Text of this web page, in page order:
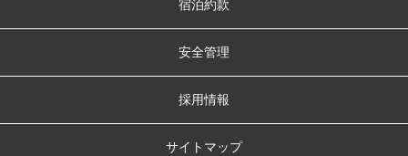
宿泊約款
安全管理
採用情報
サイトマップ